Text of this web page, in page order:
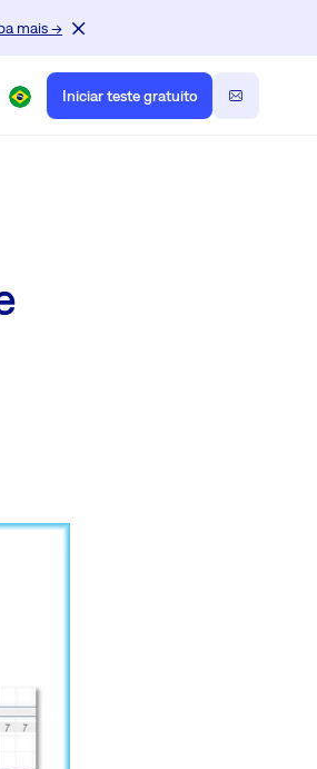
mais →
Iniciar teste gratuito